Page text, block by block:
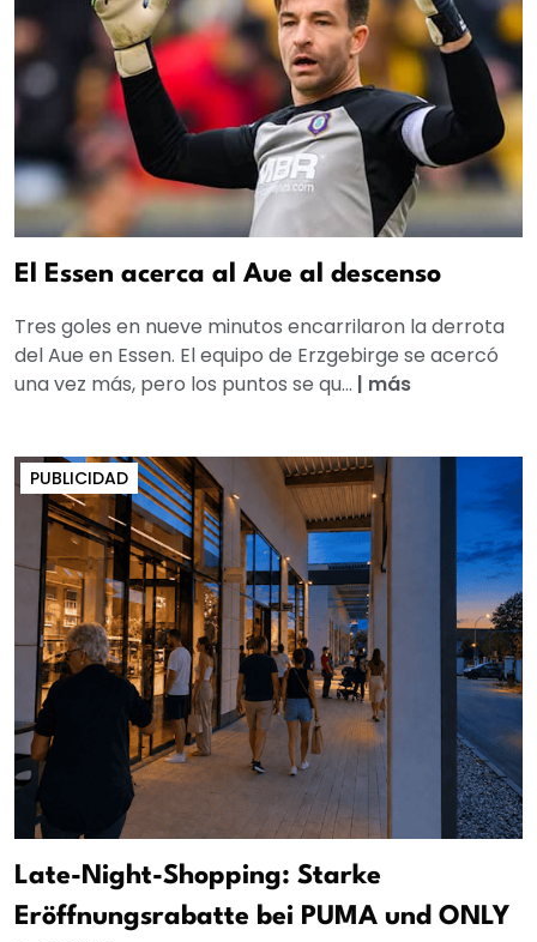
El Essen acerca al Aue al descenso
Tres goles en nueve minutos encarrilaron la derrota
del Aue en Essen. El equipo de Erzgebirge se acercó
una vez más, pero los puntos se qu... | más
PUBLICIDAD
Late-Night-Shopping: Starke
Eröffnungsrabatte bei PUMA und ONLY